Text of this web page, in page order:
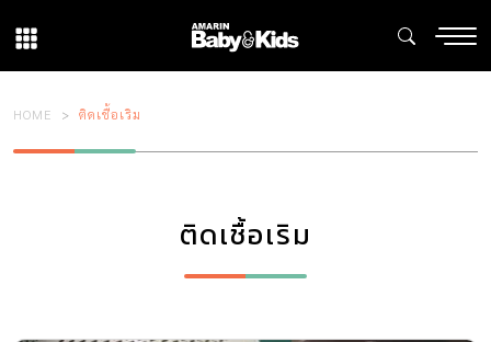
HOME ติดเชื้อเริม
ติดเชื้อเริม